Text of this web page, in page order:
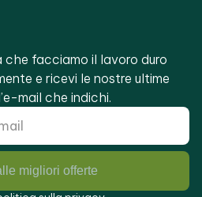
facciamo il lavoro duro
e ricevi le nostre ultime
mail che indichi.
migliori offerte